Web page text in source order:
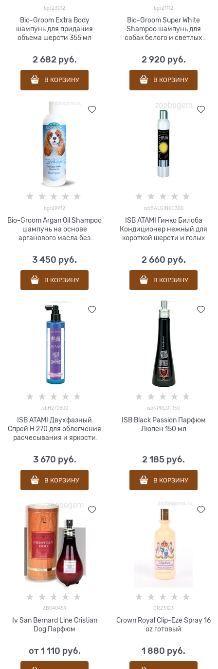
bgr23012
Bio-Groom Extra Body
шампунь для придания
объема шерсти 355 мл
2 682 руб.
В КОРЗИНУ
bgr21112
Bio-Groom Super White
Shampoo шампунь для
собак белого и светлых
2 920 руб.
В КОРЗИНУ
bgr29912
Bio-Groom Argan Oil Shampoo
шампунь на основе
арганового масла без
3 450 руб.
В КОРЗИНУ
isbBALGINKO300
ISB ATAMI Гинко Билоба
Кондиционер нежный для
короткой шерсти и голых
2 660 руб.
В КОРЗИНУ
isbH270300
ISB ATAMI Двухфазный
Спрей Н 270 для облегчения
расчесывания и яркости
3 670 руб.
В КОРЗИНУ
isbNPRLUP150
ISB Black Passion Парфюм
Люпен 150 мл
2 185 руб.
В КОРЗИНУ
ZB040459
Iv San Bernard Line Cristian
Dog Парфюм
от 1 110 руб.
CR23123
Crown Royal Clip-Eze Spray 16
oz готовый
1 880 руб.